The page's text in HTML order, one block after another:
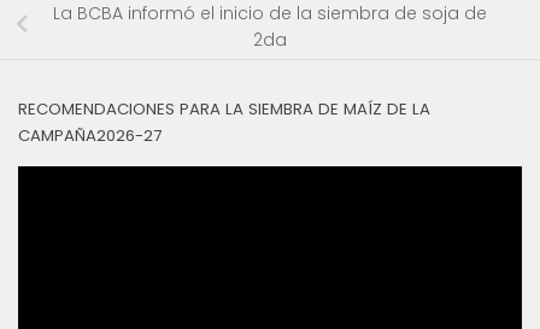
La BCBA informó el inicio de la siembra de soja de
2da
RECOMENDACIONES PARA LA SIEMBRA DE MAÍZ DE LA
CAMPAÑA2026-27